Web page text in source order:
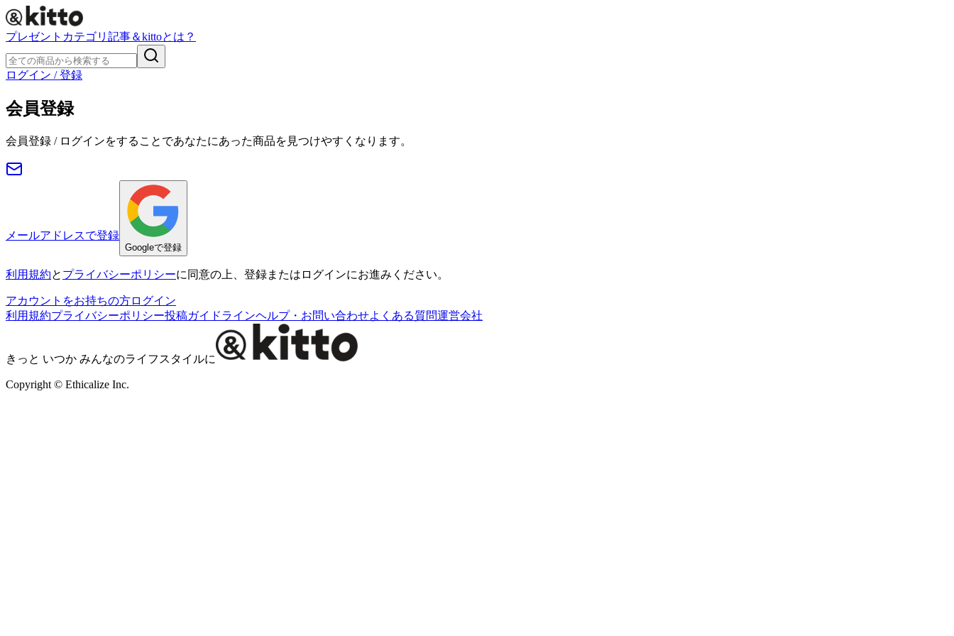
プレゼント カテゴリ 記事＆kittoとは？
ログイン / 登録
会員登録
会員登録 / ログインをすることであなたにあった商品を見つけやすくなります。
メールアドレスで登録
Googleで登録
利用規約と プライバシーポリシーに同意の上、登録またはログインにお進みください。
アカウントをお持ちの方ログイン
利用規約プライバシーポリシー投稿ガイドラインヘルプ・お問い合わせよくある質問運営会社
きっと いつか みんなのライフスタイルに
Copyright © Ethicalize Inc.